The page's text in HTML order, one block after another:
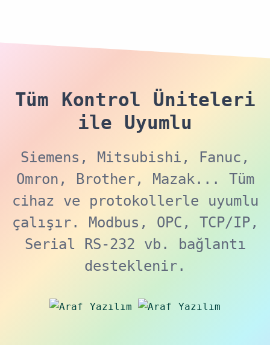
Tüm Kontrol Üniteleri
ile Uyumlu
Siemens, Mitsubishi, Fanuc,
Omron, Brother, Mazak... Tüm
cihaz ve protokollerle uyumlu
çalışır. Modbus, OPC, TCP/IP,
Serial RS-232 vb. bağlantı
desteklenir.